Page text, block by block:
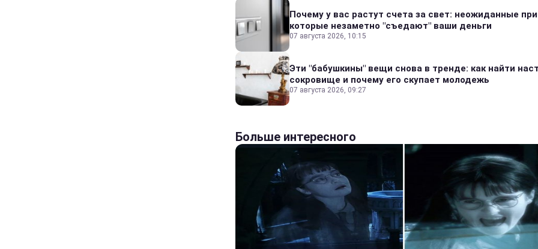
Почему у вас растут счета за свет: неожиданные
которые незаметно "съедают" ваши деньги
07 августа 2026, 10:15
Эти "бабушкины" вещи снова в тренде: как найти
сокровище и почему его скупает молодежь
07 августа 2026, 09:27
Больше интересного